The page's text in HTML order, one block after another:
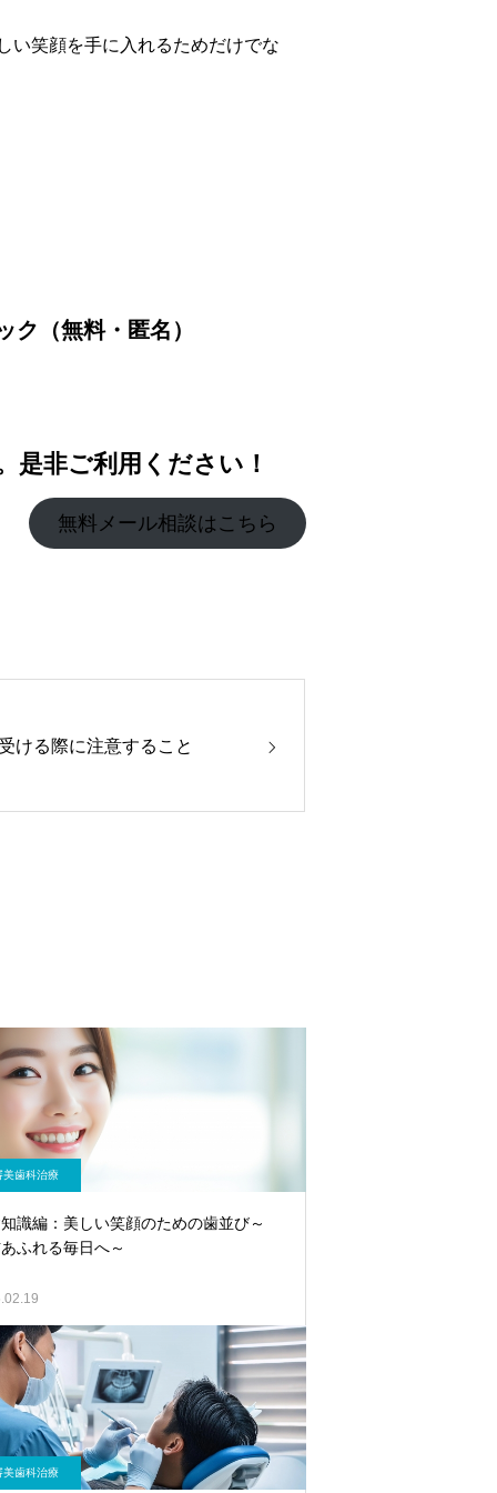
い笑顔を手に入れるためだけでな
（無料・匿名）
是非ご利用ください！
無料メール相談はこちら
ける際に注意すること
美歯科治療
識編：美しい笑顔のための歯並び～
ふれる毎日へ～
美歯科治療